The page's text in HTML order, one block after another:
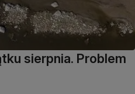
sierpnia. Problem